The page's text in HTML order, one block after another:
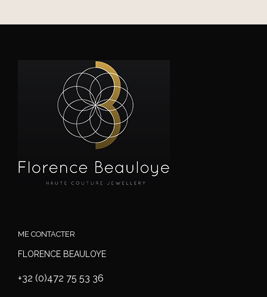
ME CONTACTER
FLORENCE BEAULOYE
+32 (0)472 75 53 36